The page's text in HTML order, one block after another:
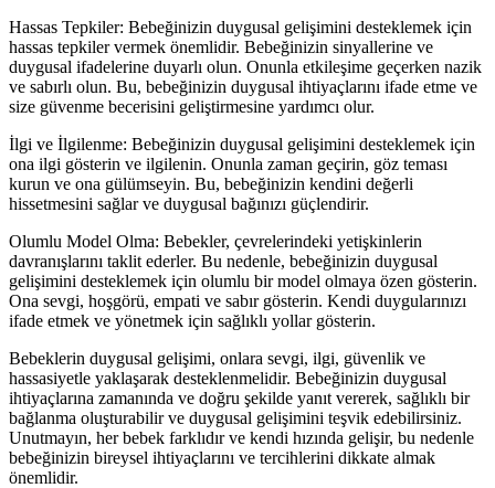
Hassas Tepkiler: Bebeğinizin duygusal gelişimini desteklemek için
hassas tepkiler vermek önemlidir. Bebeğinizin sinyallerine ve
duygusal ifadelerine duyarlı olun. Onunla etkileşime geçerken nazik
ve sabırlı olun. Bu, bebeğinizin duygusal ihtiyaçlarını ifade etme ve
size güvenme becerisini geliştirmesine yardımcı olur.
İlgi ve İlgilenme: Bebeğinizin duygusal gelişimini desteklemek için
ona ilgi gösterin ve ilgilenin. Onunla zaman geçirin, göz teması
kurun ve ona gülümseyin. Bu, bebeğinizin kendini değerli
hissetmesini sağlar ve duygusal bağınızı güçlendirir.
Olumlu Model Olma: Bebekler, çevrelerindeki yetişkinlerin
davranışlarını taklit ederler. Bu nedenle, bebeğinizin duygusal
gelişimini desteklemek için olumlu bir model olmaya özen gösterin.
Ona sevgi, hoşgörü, empati ve sabır gösterin. Kendi duygularınızı
ifade etmek ve yönetmek için sağlıklı yollar gösterin.
Bebeklerin duygusal gelişimi, onlara sevgi, ilgi, güvenlik ve
hassasiyetle yaklaşarak desteklenmelidir. Bebeğinizin duygusal
ihtiyaçlarına zamanında ve doğru şekilde yanıt vererek, sağlıklı bir
bağlanma oluşturabilir ve duygusal gelişimini teşvik edebilirsiniz.
Unutmayın, her bebek farklıdır ve kendi hızında gelişir, bu nedenle
bebeğinizin bireysel ihtiyaçlarını ve tercihlerini dikkate almak
önemlidir.